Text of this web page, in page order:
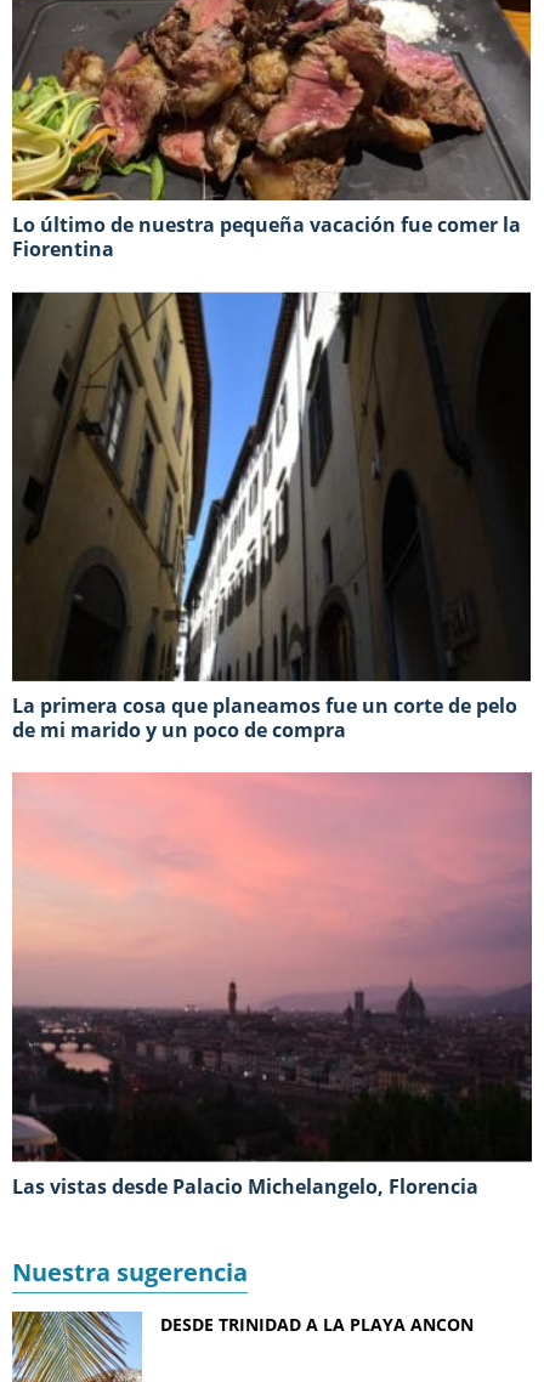
Lo último de nuestra pequeña vacación fue comer la
Fiorentina
La primera cosa que planeamos fue un corte de pelo
de mi marido y un poco de compra
Las vistas desde Palacio Michelangelo, Florencia
Nuestra sugerencia
DESDE TRINIDAD A LA PLAYA ANCON